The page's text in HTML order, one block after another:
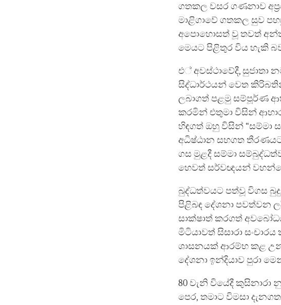
ගතකල වසර ගණනාව
මාළිගාවේ ගතකල සුව
අපොහොසත් වූ තවත්
මෙයට පිළිතුර විය හැකි
එ් අවස්ථාවේදී,
සිද්ධාර්ථයන් වෙත
ලබාගත් පළමු සම්පූර්ණ
කරමින් එතුමා විසින්
හිඳගත් ඔහු විසින් “සම්මා
අධිෂ්ඨාන සහගත
ගස මුළදී සම්මා
හෙවත් සර්වඥයන්
බුද්ධත්වයට පත්වූ විගස
පිළිබඳ දේශනා පවත්වන
සාක්ෂාත් කරගත්
මිටියාවත් සිසාරා
ශාසනයක් ආරම්භ කළ
දේශනා ඉන්දියාව පුරා
80 වැනි වියේදී
පෙර, තමාට විමසා